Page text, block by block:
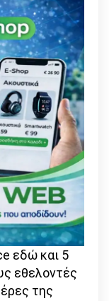
εδώ και 5
εθελοντές
της